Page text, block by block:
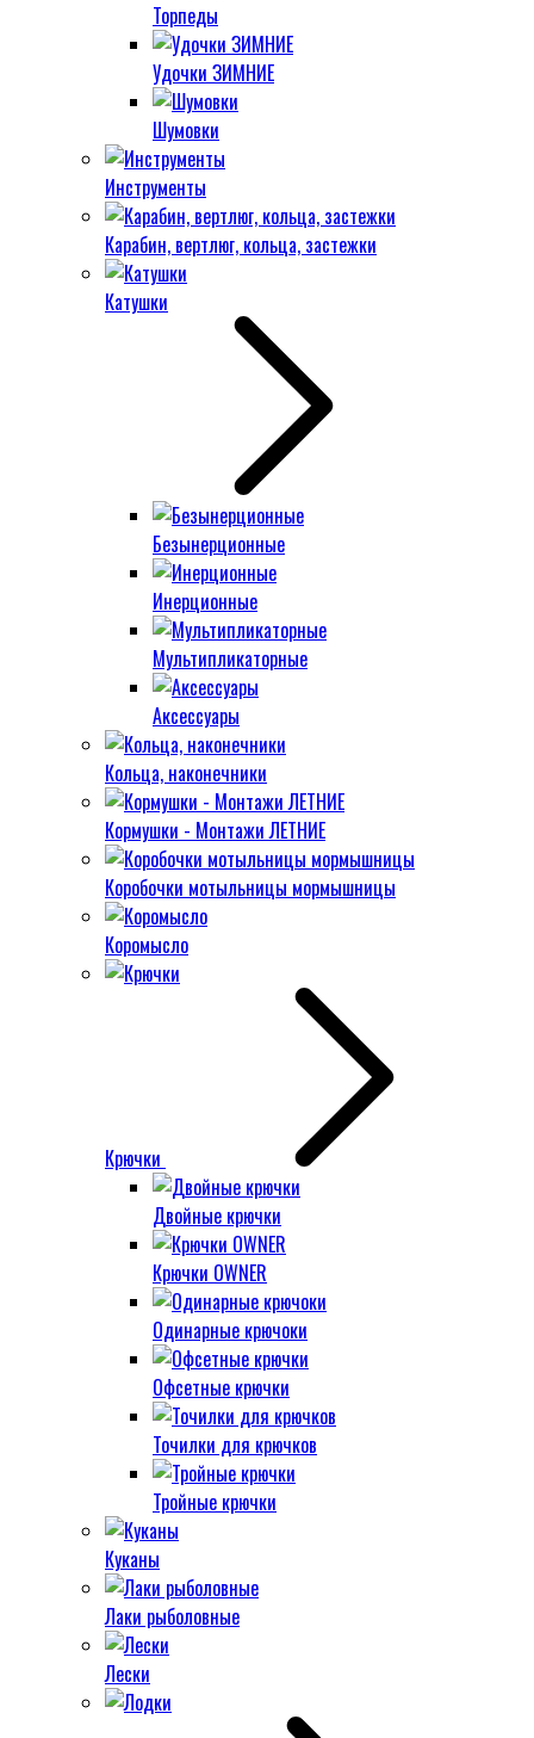
Торпеды
Удочки ЗИМНИЕ
Шумовки
Инструменты
Карабин, вертлюг, кольца, застежки
Катушки
Безынерционные
Инерционные
Мультипликаторные
Аксессуары
Кольца, наконечники
Кормушки - Монтажи ЛЕТНИЕ
Коробочки мотыльницы мормышницы
Коромысло
Крючки
Двойные крючки
Крючки OWNER
Одинарные крючоки
Офсетные крючки
Точилки для крючков
Тройные крючки
Куканы
Лаки рыболовные
Лески